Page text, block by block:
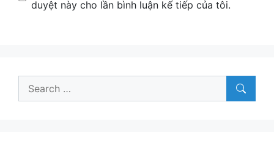
duyệt này cho lần bình luận kế tiếp của tôi.
Search